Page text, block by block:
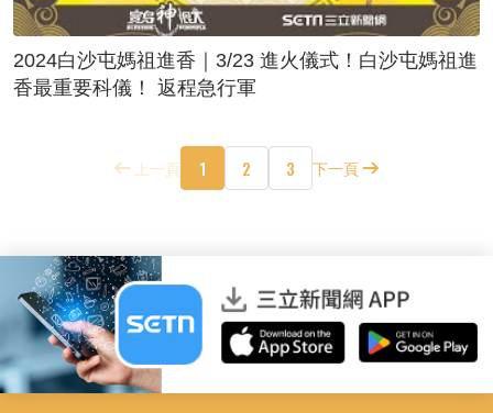
2024白沙屯媽祖進香｜3/23 進火儀式！白沙屯媽祖進
香最重要科儀！ 返程急行軍
上一頁 1 2 3 下一頁